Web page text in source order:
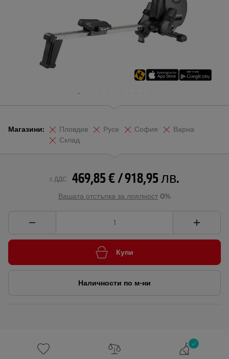
Магазини: Пловдив Русе София
Варна
Склад
469,85 € / 918,95 лв.
с ДДС
Вашата отстъпка за лоялност 0%
Купи
Наличности по м-ни